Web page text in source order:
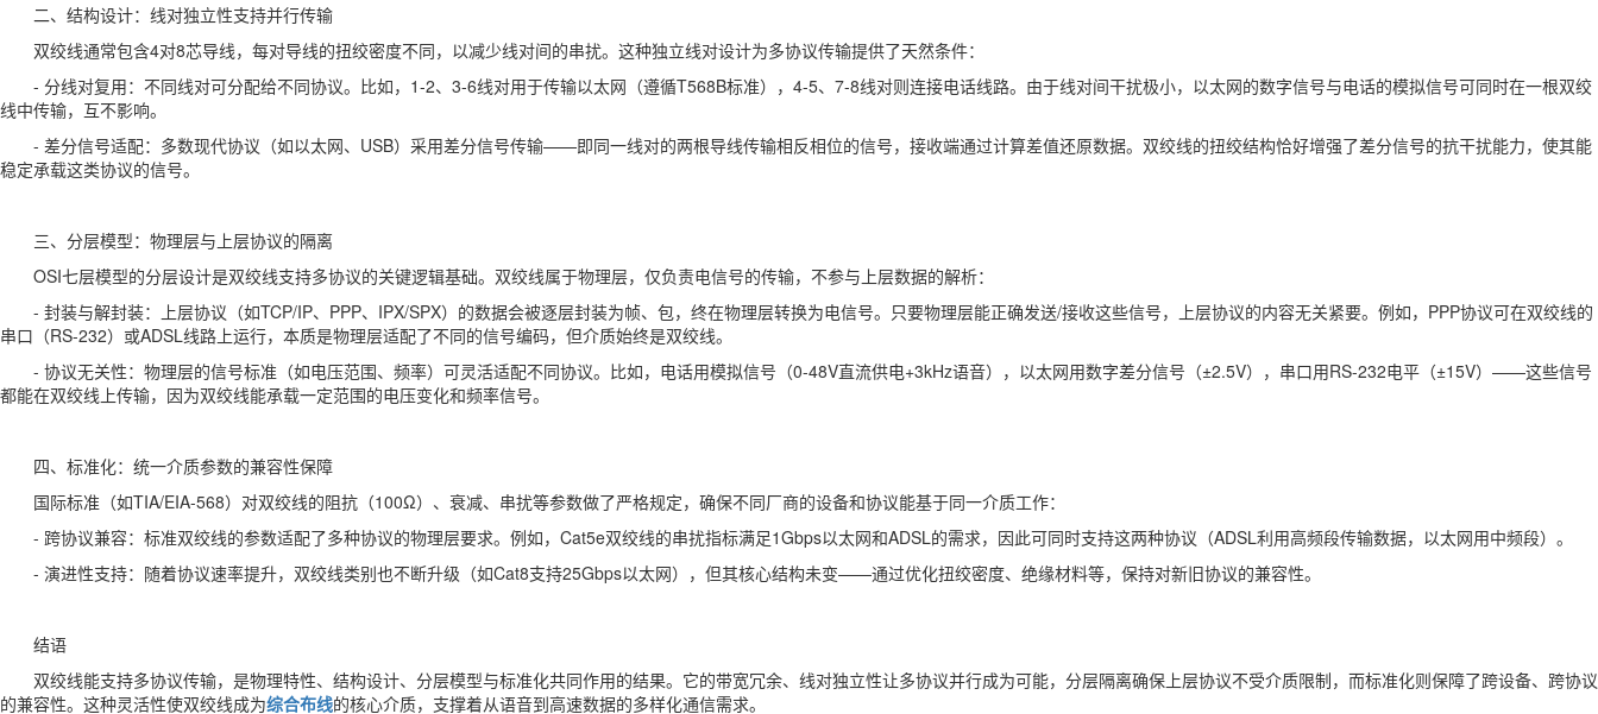
二、结构设计：线对独立性支持并行传输
双绞线通常包含4对8芯导线，每对导线的扭绞密度不同，以减少线对间的串扰。这种独立线对设计为多协议传输提供了天然条件：
- 分线对复用：不同线对可分配给不同协议。比如，1-2、3-6线对用于传输以太网（遵循T568B标准），4-5、7-8线对则连接电话线路。由于线对间干扰极小，以太网的数字信号与电话的模拟信号可同时在一根双绞
线中传输，互不影响。
- 差分信号适配：多数现代协议（如以太网、USB）采用差分信号传输——即同一线对的两根导线传输相反相位的信号，接收端通过计算差值还原数据。双绞线的扭绞结构恰好增强了差分信号的抗干扰能力，使其能
稳定承载这类协议的信号。
三、分层模型：物理层与上层协议的隔离
OSI七层模型的分层设计是双绞线支持多协议的关键逻辑基础。双绞线属于物理层，仅负责电信号的传输，不参与上层数据的解析：
- 封装与解封装：上层协议（如TCP/IP、PPP、IPX/SPX）的数据会被逐层封装为帧、包，终在物理层转换为电信号。只要物理层能正确发送/接收这些信号，上层协议的内容无关紧要。例如，PPP协议可在双绞线的
串口（RS-232）或ADSL线路上运行，本质是物理层适配了不同的信号编码，但介质始终是双绞线。
- 协议无关性：物理层的信号标准（如电压范围、频率）可灵活适配不同协议。比如，电话用模拟信号（0-48V直流供电+3kHz语音），以太网用数字差分信号（±2.5V），串口用RS-232电平（±15V）——这些信号
都能在双绞线上传输，因为双绞线能承载一定范围的电压变化和频率信号。
四、标准化：统一介质参数的兼容性保障
国际标准（如TIA/EIA-568）对双绞线的阻抗（100Ω）、衰减、串扰等参数做了严格规定，确保不同厂商的设备和协议能基于同一介质工作：
- 跨协议兼容：标准双绞线的参数适配了多种协议的物理层要求。例如，Cat5e双绞线的串扰指标满足1Gbps以太网和ADSL的需求，因此可同时支持这两种协议（ADSL利用高频段传输数据，以太网用中频段）。
- 演进性支持：随着协议速率提升，双绞线类别也不断升级（如Cat8支持25Gbps以太网），但其核心结构未变——通过优化扭绞密度、绝缘材料等，保持对新旧协议的兼容性。
结语
双绞线能支持多协议传输，是物理特性、结构设计、分层模型与标准化共同作用的结果。它的带宽冗余、线对独立性让多协议并行成为可能，分层隔离确保上层协议不受介质限制，而标准化则保障了跨设备、跨协议
的兼容性。这种灵活性使双绞线成为综合布线的核心介质，支撑着从语音到高速数据的多样化通信需求。